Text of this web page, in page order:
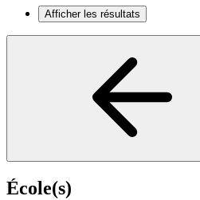
Afficher les résultats
École(s)